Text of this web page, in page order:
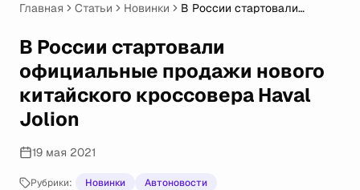
Главная Статьи Новинки
В России стартовали
нового китайского
кроссовера Haval Jolion
В России стартовали
официальные продажи нового
китайского кроссовера Haval
Jolion
19 мая 2021
Рубрики: Новинки Автоновости